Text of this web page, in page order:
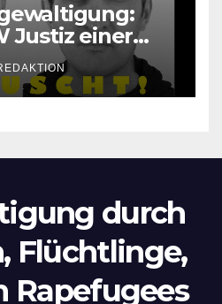
Justiz einer
diese
durch
Flüchtlinge,
Rapefugees